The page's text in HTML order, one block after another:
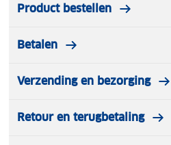
Product bestellen
Betalen
Verzending en bezorging
Retour en terugbetaling